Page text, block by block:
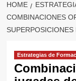
HOME
COMBINACIONES
Estrategias de